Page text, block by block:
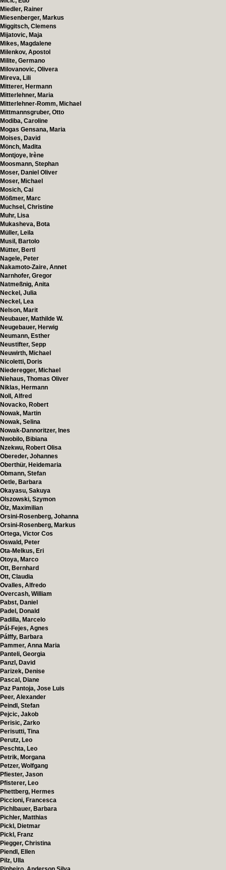
Miedler, Rainer
Miesenberger, Markus
Miggitsch, Clemens
Mijatovic, Maja
Mikes, Magdalene
Milenkov, Apostol
Milite, Germano
Milovanovic, Olivera
Mireva, Lili
Mitterer, Hermann
Mitterlehner, Maria
Mitterlehner-Romm, Michael
Mittmannsgruber, Otto
Modiba, Caroline
Mogas Gensana, Maria
Moises, David
Mönch, Madita
Montjoye, Irène
Moosmann, Stephan
Moser, Daniel Oliver
Moser, Michael
Mosich, Cai
Mößmer, Marc
Muchsel, Christine
Muhr, Lisa
Mukasheva, Bota
Müller, Leila
Musil, Bartolo
Mütter, Bertl
Nagele, Peter
Nakamoto-Zaire, Annet
Narnhofer, Gregor
Natmeßnig, Anita
Neckel, Julia
Neckel, Lea
Nelson, Marit
Neubauer, Mathilde W.
Neugebauer, Herwig
Neumann, Esther
Neustifter, Sepp
Neuwirth, Michael
Nicoletti, Doris
Niederegger, Michael
Niehaus, Thomas Oliver
Niklas, Hermann
Noll, Alfred
Novacko, Robert
Nowak, Martin
Nowak, Selina
Nowak-Dannoritzer, Ines
Nwobilo, Bibiana
Nzekwu, Robert Olisa
Obereder, Johannes
Oberthür, Heidemaria
Obmann, Stefan
Oetle, Barbara
Okayasu, Sakuya
Olszowski, Szymon
Ölz, Maximilian
Orsini-Rosenberg, Johanna
Orsini-Rosenberg, Markus
Ortega, Victor Cos
Oswald, Peter
Ota-Melkus, Eri
Otoya, Marco
Ott, Bernhard
Ott, Claudia
Ovalles, Alfredo
Overcash, William
Pabst, Daniel
Padel, Donald
Padilla, Marcelo
Pál-Fejes, Agnes
Pálffy, Barbara
Pammer, Anna Maria
Panteli, Georgia
Panzl, David
Parizek, Denise
Pascal, Diane
Paz Pantoja, Jose Luis
Peer, Alexander
Peindl, Stefan
Pejcic, Jakob
Perisic, Zarko
Perisutti, Tina
Perutz, Leo
Peschta, Leo
Petrik, Morgana
Petzer, Wolfgang
Pfiester, Jason
Pfisterer, Leo
Phettberg, Hermes
Piccioni, Francesca
Pichlbauer, Barbara
Pichler, Matthias
Pickl, Dietmar
Pickl, Franz
Piegger, Christina
Piendl, Ellen
Pilz, Ulla